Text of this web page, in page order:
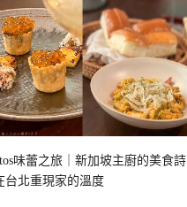
味蕾之旅｜新加坡主廚的美食詩
台北重現家的溫度